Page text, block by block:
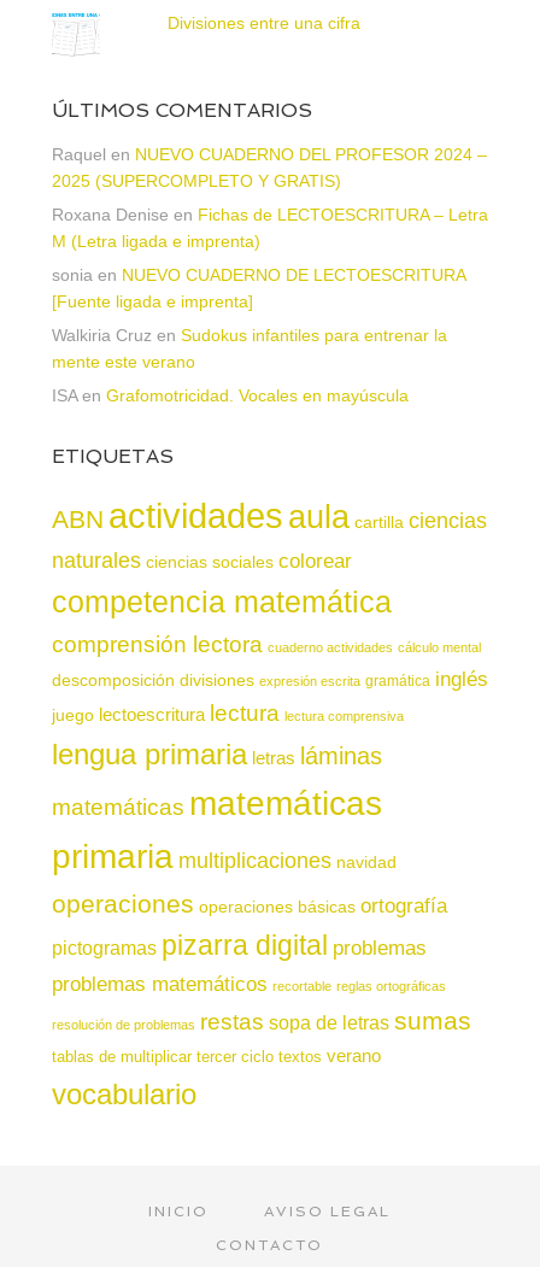
Divisiones entre una cifra
ÚLTIMOS COMENTARIOS
Raquel en NUEVO CUADERNO DEL PROFESOR 2024 –
2025 (SUPERCOMPLETO Y GRATIS)
Roxana Denise en Fichas de LECTOESCRITURA – Letra
M (Letra ligada e imprenta)
sonia en NUEVO CUADERNO DE LECTOESCRITURA
[Fuente ligada e imprenta]
Walkiria Cruz en Sudokus infantiles para entrenar la
mente este verano
ISAen Grafomotricidad. Vocales en mayúscula
ETIQUETAS
ABN actividadesaula cartilla ciencias
naturales ciencias sociales colorear
competencia matemática
comprensión lectora cuaderno actividades cálculo mental
descomposición divisiones expresión escrita gramática inglés
juego lectoescritura lectura lectura comprensiva
lengua primaria letras láminas
matemáticas matemáticas
primaria multiplicaciones navidad
operaciones operaciones básicas ortografía
pictogramas pizarra digital problemas
problemas matemáticos recortable reglas ortográficas
resolución de problemas restas sopa de letras sumas
tablas de multiplicar tercer ciclo textos verano
vocabulario
INICIO
AVISO LEGAL
CONTACTO